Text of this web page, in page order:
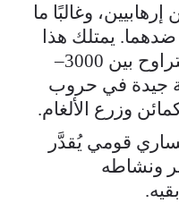
وغالبًا ما
ضدهما. يمتلك هذا
الحزب عددًا من المقاتلين يتراوح بين 3000–
جيدة في حروب
وزرع الألغام.
قومي يُقدَّر
بنحو 2000 عنصر ونشاطه